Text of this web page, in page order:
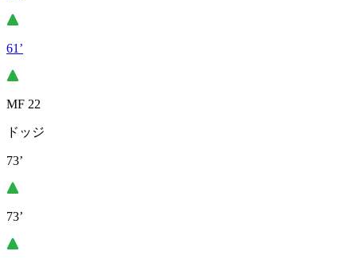
61’
MF 22
ドッジ
73’
73’